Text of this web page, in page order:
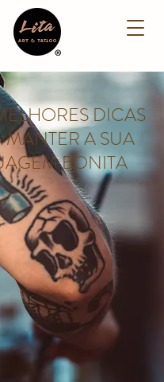
DICAS
MANTER A SUA
BONITA